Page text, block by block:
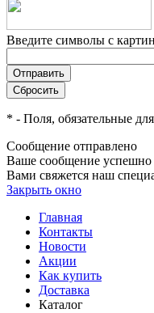
Введите символы с
* - Поля, обязательные
Сообщение отправлено
Ваше сообщение успешно
Вами свяжется наш
Закрыть окно
Главная
Контакты
Новости
Акции
Как купить
Доставка
Каталог